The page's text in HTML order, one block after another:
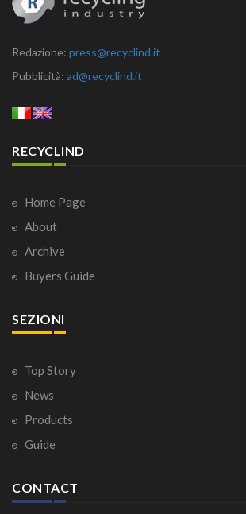
Redazione: press@recyclind.it
Pubblicità: ad@recyclind.it
RECYCLIND
Home Page
About
Archive
Buyers Guide
SEZIONI
Top Story
News
Products
Guide
CONTACT